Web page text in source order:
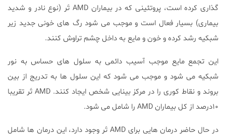
گذاری کرده است، پروتئینی که در بیماران AMD تَر (نوع نادر و شدید
بیماری) بسیار فعال است و موجب می شود رگ های خونی جدید زیر
شبکیه رشد کرده و خون و مایع به داخل چشم تراوش کنند.
این تجمع مایع موجب آسیب دائمی به سلول های حساس به نور
شبکیه می شود و موجب می شود که این سلول ها به تدریج از بین
بروند و نقاط کوری را در مرکز بینایی شخص ایجاد کنند. AMD تَر تقریبا
۱۰درصد از کل بیماران AMD را شامل می شود.
در حال حاضر درمان هایی برای AMD تَر وجود دارد، این درمان ها شامل